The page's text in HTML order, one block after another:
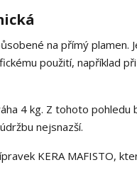
na přímý plamen.
použití, například
4 kg. Z tohoto
nejsnazší.
KERA MAFISTO,